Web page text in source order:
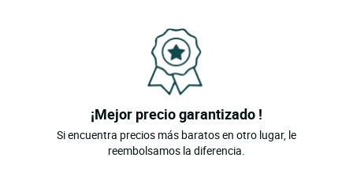
¡Mejor precio garantizado !
Si encuentra precios más baratos en otro lugar, le
reembolsamos la diferencia.